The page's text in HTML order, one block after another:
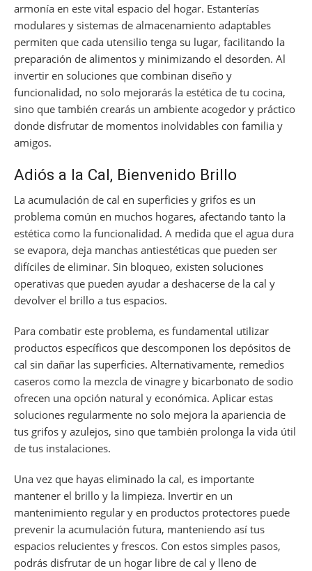
armonía en este vital espacio del hogar. Estanterías
modulares y sistemas de almacenamiento adaptables
permiten que cada utensilio tenga su lugar, facilitando la
preparación de alimentos y minimizando el desorden. Al
invertir en soluciones que combinan diseño y
funcionalidad, no solo mejorarás la estética de tu cocina,
sino que también crearás un ambiente acogedor y práctico
donde disfrutar de momentos inolvidables con familia y
amigos.
Adiós a la Cal, Bienvenido Brillo
La acumulación de cal en superficies y grifos es un
problema común en muchos hogares, afectando tanto la
estética como la funcionalidad. A medida que el agua dura
se evapora, deja manchas antiestéticas que pueden ser
difíciles de eliminar. Sin bloqueo, existen soluciones
operativas que pueden ayudar a deshacerse de la cal y
devolver el brillo a tus espacios.
Para combatir este problema, es fundamental utilizar
productos específicos que descomponen los depósitos de
cal sin dañar las superficies. Alternativamente, remedios
caseros como la mezcla de vinagre y bicarbonato de sodio
ofrecen una opción natural y económica. Aplicar estas
soluciones regularmente no solo mejora la apariencia de
tus grifos y azulejos, sino que también prolonga la vida útil
de tus instalaciones.
Una vez que hayas eliminado la cal, es importante
mantener el brillo y la limpieza. Invertir en un
mantenimiento regular y en productos protectores puede
prevenir la acumulación futura, manteniendo así tus
espacios relucientes y frescos. Con estos simples pasos,
podrás disfrutar de un hogar libre de cal y lleno de